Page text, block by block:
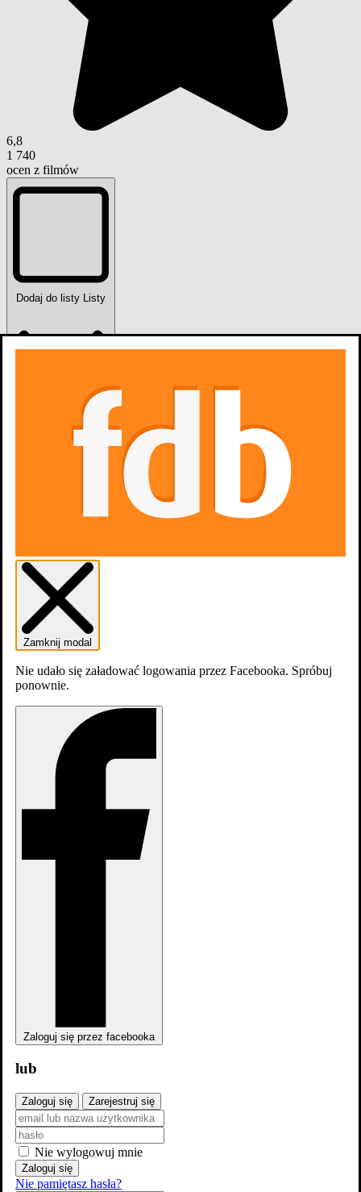
6,8
1 740
ocen z filmów
Dodaj do listy Listy
Jednostka 19: With So Little to Be Sure of 7x6
A Million Little Things: Dear Diary 5x8
Jednostka 19: With So Little to Be Sure of 7x6
Zamknij modal
Nie udało się załadować logowania przez Facebooka. Spróbuj
ponownie.
Zaloguj się przez facebooka
lub
Zaloguj się Zarejestruj się
Nie wylogowuj mnie
Zaloguj się
Nie pamiętasz hasła?